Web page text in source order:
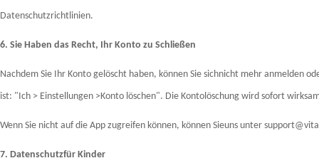
Datenschutzrichtlinien.
6. Sie Haben das Recht, Ihr Konto zu Schließen
Nachdem Sie Ihr Konto gelöscht haben, können Sie sichnicht mehr anmelden
ist: "Ich > Einstellungen >Konto löschen". Die Kontolöschung wird sofort
Wenn Sie nicht auf die App zugreifen können, können Sieuns unter
7. Datenschutzfür Kinder